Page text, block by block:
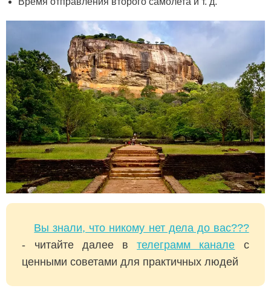
Вы знали, что никому нет дела до вас???
- читайте далее втелеграмм канале с
ценными советами для практичных людей